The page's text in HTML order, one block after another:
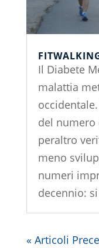
Il Diabete
malattia
del numero
peraltro
meno
numeri
decennio:
« Articoli